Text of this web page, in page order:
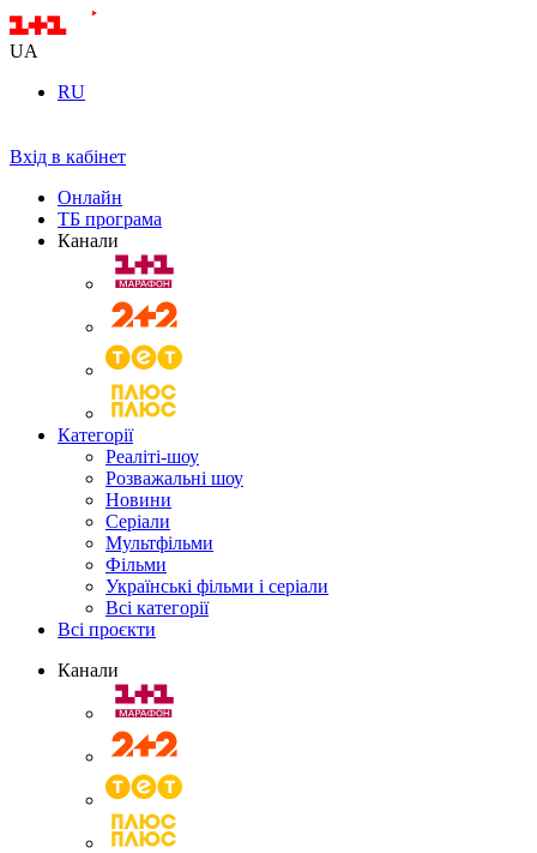
UA
RU
Вхід в кабінет
Онлайн
ТБ програма
Канали
Категорії
Реаліті-шоу
Розважальні шоу
Новини
Серіали
Мультфільми
Фільми
Українські фільми і серіали
Всі категорії
Всі проєкти
Канали